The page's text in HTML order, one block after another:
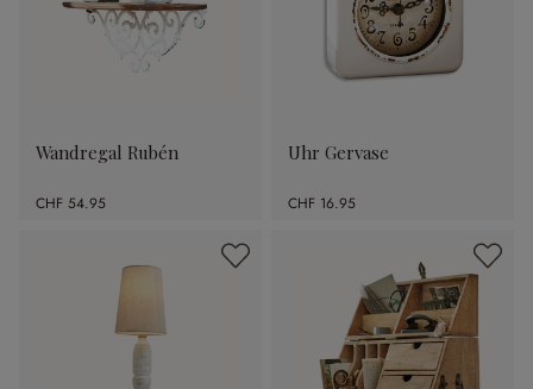
Wandregal Rubén
CHF 54.95
Uhr Gervase
CHF 16.95